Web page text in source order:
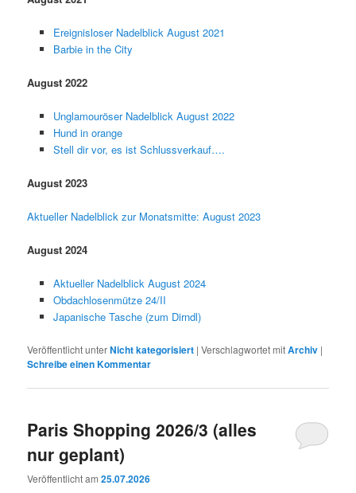
Ereignisloser Nadelblick August 2021
Barbie in the City
August 2022
Unglamouröser Nadelblick August 2022
Hund in orange
Stell dir vor, es ist Schlussverkauf….
August 2023
Aktueller Nadelblick zur Monatsmitte: August 2023
August 2024
Aktueller Nadelblick August 2024
Obdachlosenmütze 24/II
Japanische Tasche (zum Dirndl)
Veröffentlicht unterNicht kategorisiert |Verschlagwortet mitArchiv |
Schreibe einen Kommentar
Paris Shopping 2026/3 (alles
nur geplant)
Veröffentlicht am25.07.2026